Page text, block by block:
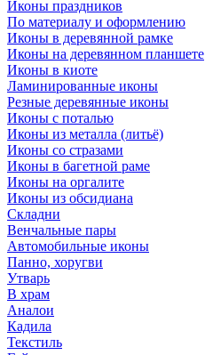
Иконы праздников
По материалу и оформлению
Иконы в деревянной рамке
Иконы на деревянном планшете
Иконы в киоте
Ламинированные иконы
Резные деревянные иконы
Иконы с поталью
Иконы из металла (литьё)
Иконы со стразами
Иконы в багетной раме
Иконы на оргалите
Иконы из обсидиана
Складни
Венчальные пары
Автомобильные иконы
Панно, хоругви
Утварь
В храм
Аналои
Кадила
Текстиль